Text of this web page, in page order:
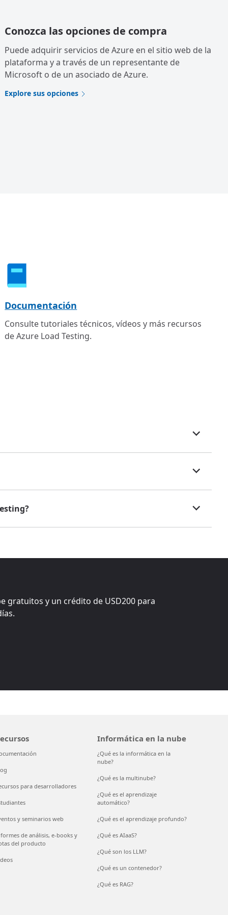
Conozca las opciones de compra
Puede adquirir servicios de Azure en el sitio web de la
plataforma y a través de un representante de
Microsoft o de un asociado de Azure.
Explore sus opciones
Documentación
Consulte tutoriales técnicos, vídeos y más recursos
de Azure Load Testing.
gratuitos y un crédito de USD200 para
para desarrolladores
y seminarios web
de análisis, e-books y
del producto
Informática en la nube
¿Qué es la informática en la
nube?
¿Qué es la multinube?
¿Qué es el aprendizaje
automático?
¿Qué es el aprendizaje profundo?
¿Qué es AIaaS?
¿Qué son los LLM?
¿Qué es un contenedor?
¿Qué es RAG?